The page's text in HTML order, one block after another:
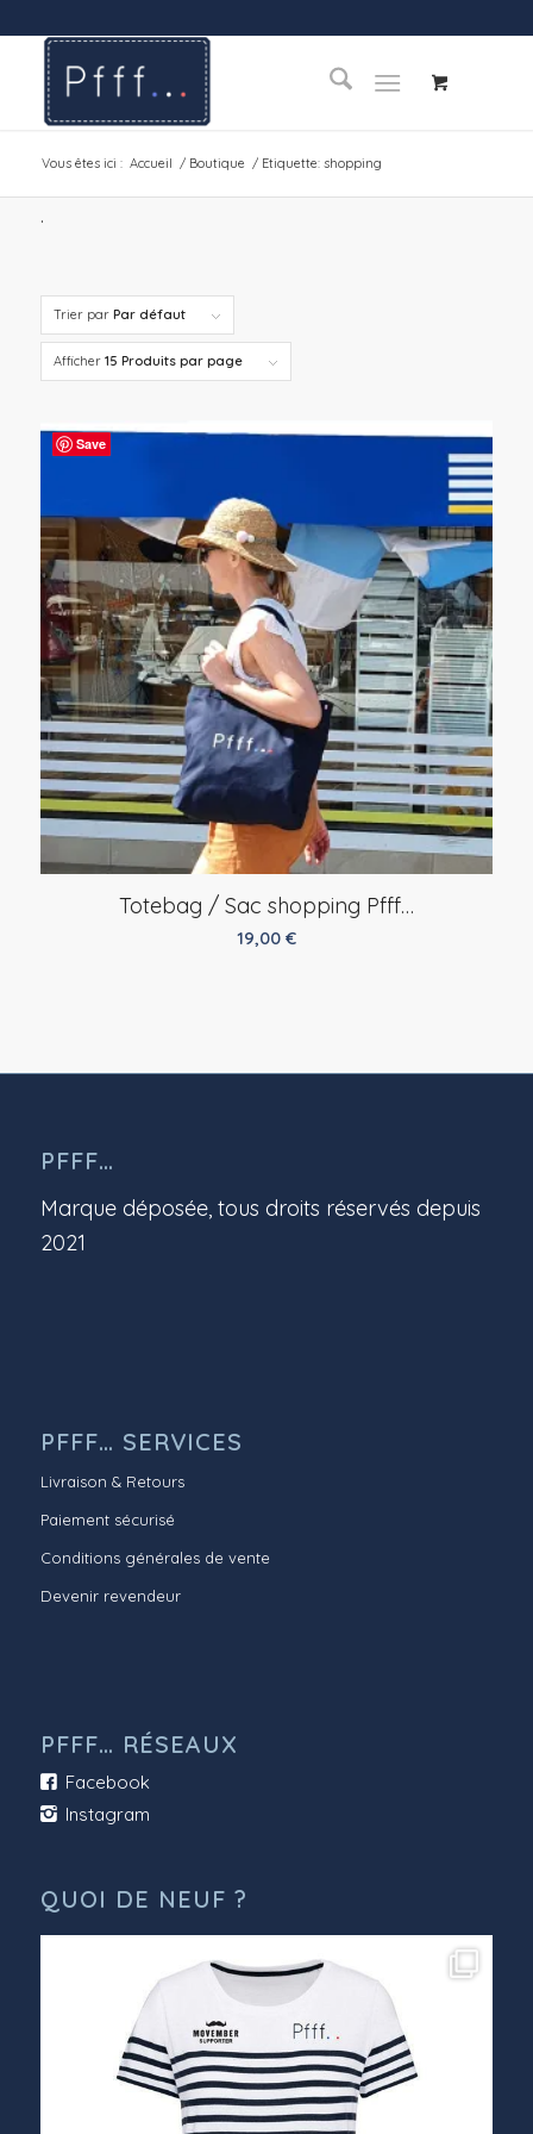
Vous êtes ici : Accueil / Boutique / Etiquette: shopping
.
Trier par Par défaut
Afficher 15 Produits par page
Save
Totebag / Sac shopping Pfff…
19,00 €
PFFF…
Marque déposée, tous droits réservés depuis
2021
PFFF… SERVICES
Livraison & Retours
Paiement sécurisé
Conditions générales de vente
Devenir revendeur
PFFF… RÉSEAUX
Facebook
Instagram
QUOI DE NEUF ?